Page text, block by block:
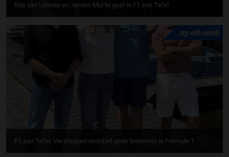
Gijs van Lennep en Jeroen Mul te gast in F1 aan Tafel
07-08-2026
F1 aan Tafel: Verstappen voorziet geen toekomst in Formule 1